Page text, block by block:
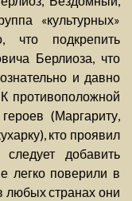
«культурных»
что подкрепить
Берлиоза, что
и давно
противоположной
(Маргариту,
кто проявил
добавить
легко поверили в
любых странах они